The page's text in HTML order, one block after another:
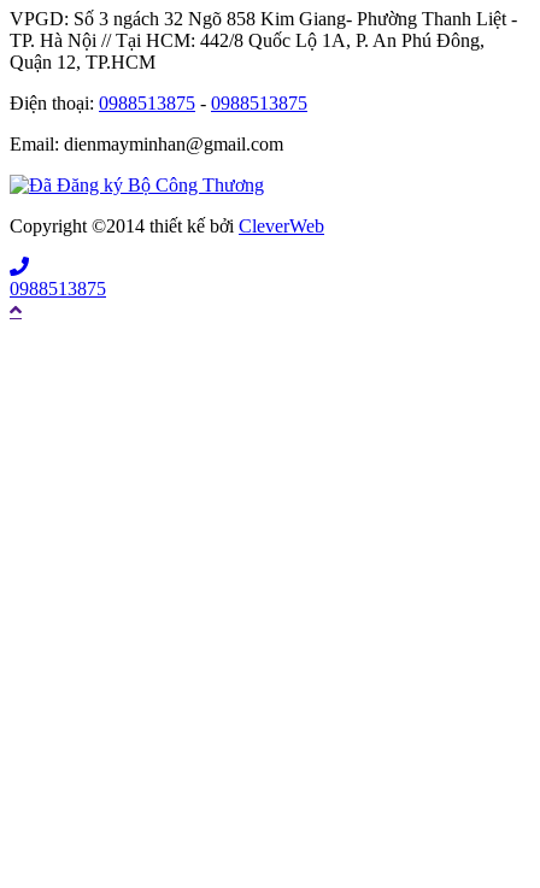
VPGD: Số 3 ngách 32 Ngõ 858 Kim Giang- Phường Thanh Liệt -
TP. Hà Nội // Tại HCM: 442/8 Quốc Lộ 1A, P. An Phú Đông,
Quận 12, TP.HCM
Điện thoại: 0988513875 - 0988513875
Email: dienmayminhan@gmail.com
Copyright ©2014 thiết kế bởi CleverWeb
0988513875